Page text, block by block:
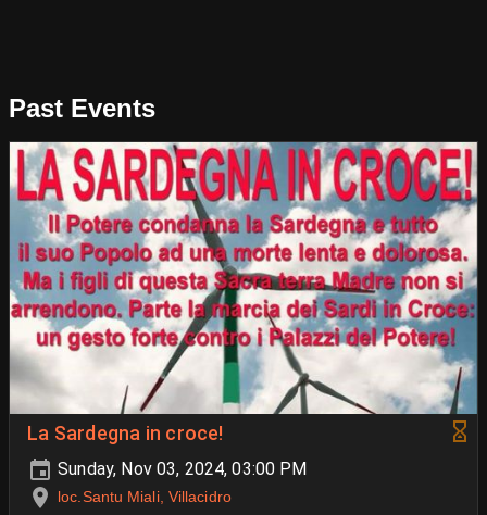
Past Events
La Sardegna in croce!
Sunday, Nov 03, 2024, 03:00 PM
loc.Santu Miali, Villacidro